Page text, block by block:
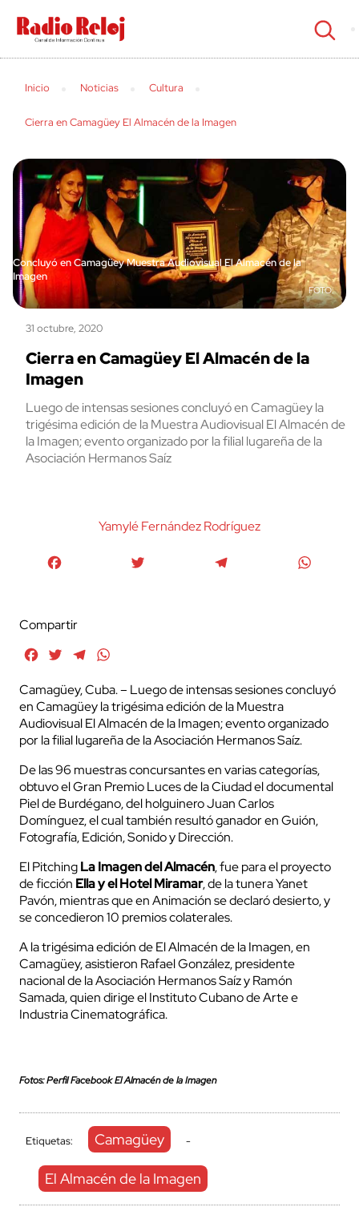
cerrar
Inicio Noticias Cultura
Cierra en Camagüey El Almacén de la Imagen
Concluyó en Camagüey Muestra Audiovisual El Almacén de la
Imagen
31 octubre, 2020
Cierra en Camagüey El Almacén de la
Imagen
Luego de intensas sesiones concluyó en Camagüey la
trigésima edición de la Muestra Audiovisual El Almacén de
la Imagen; evento organizado por la filial lugareña de la
Asociación Hermanos Saíz
Yamylé Fernández Rodríguez
Compartir
FacebookTwitterTelegram
Camagüey, Cuba. – Luego de intensas sesiones concluyó
en Camagüey la trigésima edición de la Muestra
Audiovisual El Almacén de la Imagen; evento organizado
por la filial lugareña de la Asociación Hermanos Saíz.
De las 96 muestras concursantes en varias categorías,
obtuvo el Gran Premio Luces de la Ciudad el documental
Piel de Burdégano, del holguinero Juan Carlos
Domínguez, el cual también resultó ganador en Guión,
Fotografía, Edición, Sonido y Dirección.
El PitchingLa Imagen del Almacén, fue para el proyecto
de ficción Ella y el Hotel Miramar, de la tunera Yanet
Pavón, mientras que en Animación se declaró desierto, y
se concedieron 10 premios colaterales.
A la trigésima edición de El Almacén de la Imagen, en
Camagüey, asistieron Rafael González, presidente
nacional de la Asociación Hermanos Saíz y Ramón
Samada, quien dirige el Instituto Cubano de Arte e
Industria Cinematográfica.
Fotos: Perfil Facebook El Almacén de la Imagen
Etiquetas: Camagüey -
El Almacén de la Imagen